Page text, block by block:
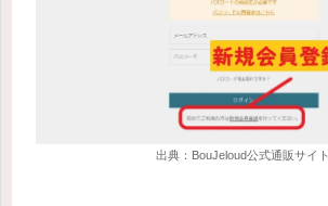
出典：BouJeloud公式通販サイト